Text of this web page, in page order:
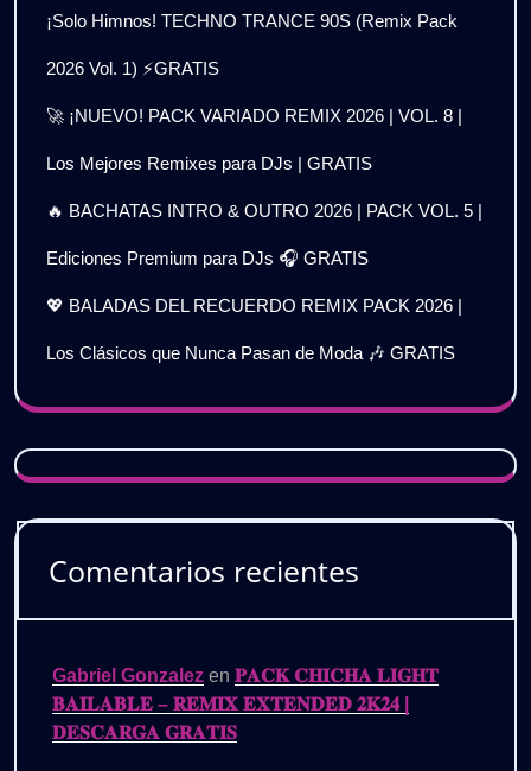
¡Solo Himnos! TECHNO TRANCE 90S (Remix Pack
2026 Vol. 1) ⚡GRATIS
🚀 ¡NUEVO! PACK VARIADO REMIX 2026 | VOL. 8 |
Los Mejores Remixes para DJs | GRATIS
🔥 BACHATAS INTRO & OUTRO 2026 | PACK VOL. 5 |
Ediciones Premium para DJs 🎧 GRATIS
💖 BALADAS DEL RECUERDO REMIX PACK 2026 |
Los Clásicos que Nunca Pasan de Moda 🎶 GRATIS
Comentarios recientes
Gabriel Gonzalez en 𝐏𝐀𝐂𝐊 𝐂𝐇𝐈𝐂𝐇𝐀 𝐋𝐈𝐆𝐇𝐓
𝐁𝐀𝐈𝐋𝐀𝐁𝐋𝐄 – 𝐑𝐄𝐌𝐈𝐗 𝐄𝐗𝐓𝐄𝐍𝐃𝐄𝐃 𝟐𝐊𝟐𝟒 |
𝐃𝐄𝐒𝐂𝐀𝐑𝐆𝐀 𝐆𝐑𝐀𝐓𝐈𝐒